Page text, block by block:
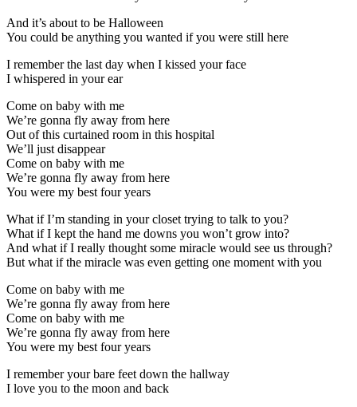
And it’s about to be Halloween
You could be anything you wanted if you were still here
I remember the last day when I kissed your face
I whispered in your ear
Come on baby with me
We’re gonna fly away from here
Out of this curtained room in this hospital
We’ll just disappear
Come on baby with me
We’re gonna fly away from here
You were my best four years
What if I’m standing in your closet trying to talk to you?
What if I kept the hand me downs you won’t grow into?
And what if I really thought some miracle would see us through?
But what if the miracle was even getting one moment with you
Come on baby with me
We’re gonna fly away from here
Come on baby with me
We’re gonna fly away from here
You were my best four years
I remember your bare feet down the hallway
I love you to the moon and back